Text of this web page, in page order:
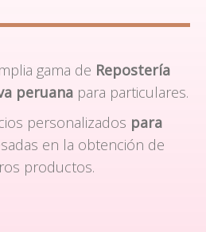
gama de Repostería
peruanapara particulares.
personalizados para
en la obtención de
productos.